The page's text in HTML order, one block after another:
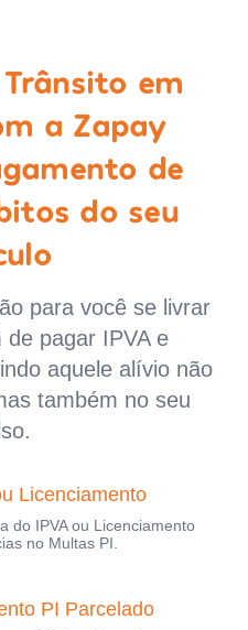
em
a Zapay
de
do seu
para você se livrar
pagar IPVA e
aquele alívio não
também no seu
Licenciamento
do IPVA ou Licenciamento
no Multas PI.
PI Parcelado